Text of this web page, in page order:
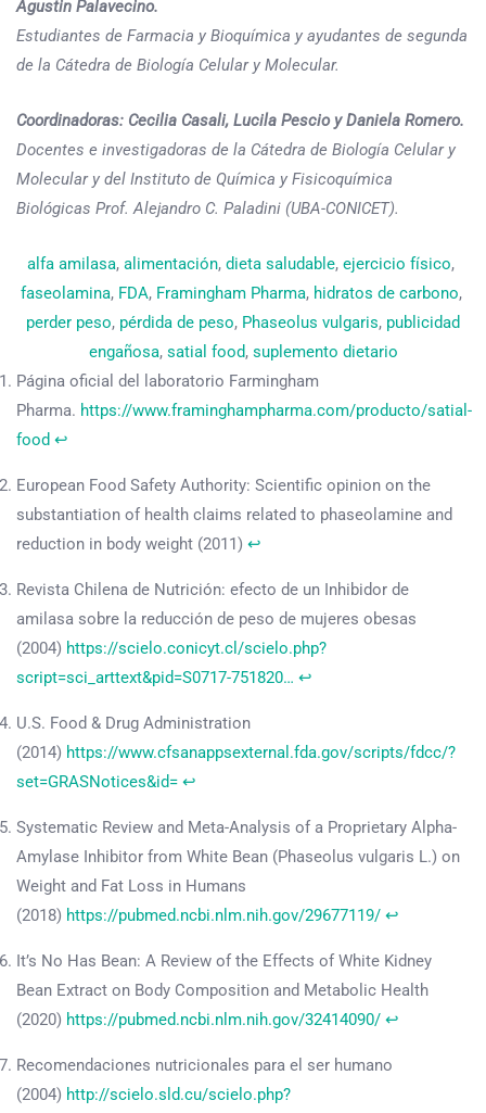
Agustin Palavecino.
Estudiantes de Farmacia y Bioquímica y ayudantes de segunda
de la Cátedra de Biología Celular y Molecular.
Coordinadoras: Cecilia Casali, Lucila Pescio y Daniela Romero.
Docentes e investigadoras de la Cátedra de Biología Celular y
Molecular y del Instituto de Química y Fisicoquímica
Biológicas Prof. Alejandro C. Paladini (UBA-CONICET).
alfa amilasa, alimentación, dieta saludable, ejercicio físico
faseolamina, FDA, Framingham Pharma, hidratos de carbono,
perder peso, pérdida de peso, Phaseolus vulgaris, publicidad
engañosa, satial food, suplemento dietario
Página oficial del laboratorio Farmingham
Pharma. https://www.framinghampharma.com/producto/satial-
food ↩︎
European Food Safety Authority: Scientific opinion on the
substantiation of health claims related to phaseolamine and
reduction in body weight (2011) ↩︎
Revista Chilena de Nutrición: efecto de un Inhibidor de
amilasa sobre la reducción de peso de mujeres obesas
(2004) https://scielo.conicyt.cl/scielo.php?
script=sci_arttext&pid=S0717-751820… ↩︎
U.S. Food & Drug Administration
(2014) https://www.cfsanappsexternal.fda.gov/scripts/fdcc/?
set=GRASNotices&id= ↩︎
Systematic Review and Meta-Analysis of a Proprietary Alpha-
Amylase Inhibitor from White Bean (Phaseolus vulgaris L.) on
Weight and Fat Loss in Humans
(2018) https://pubmed.ncbi.nlm.nih.gov/29677119/ ↩︎
It’s No Has Bean: A Review of the Effects of White Kidney
Bean Extract on Body Composition and Metabolic Health
(2020) https://pubmed.ncbi.nlm.nih.gov/32414090/ ↩︎
Recomendaciones nutricionales para el ser humano
(2004) http://scielo.sld.cu/scielo.php?